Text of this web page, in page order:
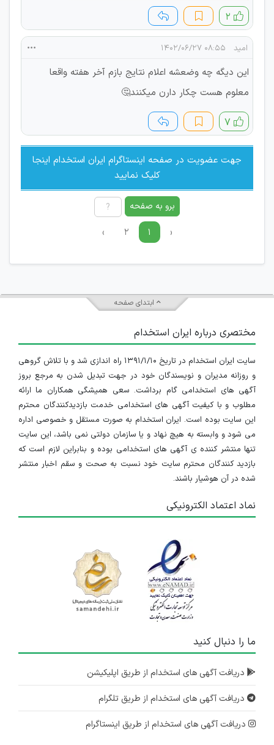
۲
امید ۰۸:۵۵ ۱۴۰۲/۰۶/۲۷
این دیگه چه وضعشه اعلام نتایج بازم آخر هفته واقعا
معلوم هست چکار دارن میکنند🤔
۷
جهت عضویت در صفحه اینستاگرام ایران استخدام اینجا
کلیک نمایید
برو به صفحه
‹ ۱ ۲ ›
ابتدای صفحه
مختصری درباره ایران استخدام
سایت ایران استخدام در تاریخ ۱۳۹۱/۱/۱۰ راه اندازی شد و با تلاش گروهی
و روزانه مدیران و نویسندگان خود در جهت تبدیل شدن به مرجع بروز
آگهی های استخدامی گام برداشت. سعی همیشگی همکاران ما ارائه
مطلوب و با کیفیت آگهی های استخدامی خدمت بازدیدکنندگان محترم
این سایت بوده است. ایران استخدام به صورت مستقل و خصوصی اداره
می شود و وابسته به هیچ نهاد و یا سازمان دولتی نمی باشد، این سایت
تنها منتشر کننده ی آگهی های استخدامی بوده و بنابراین لازم است که
بازدید کنندگان محترم سایت خود نسبت به صحت و سقم اخبار منتشر
شده در آن هوشیار باشند.
نماد اعتماد الکترونیکی
ما را دنبال کنید
دریافت آگهی های استخدام از طریق اپلیکیشن
دریافت آگهی های استخدام از طریق تلگرام
دریافت آگهی های استخدام از طریق اینستاگرام